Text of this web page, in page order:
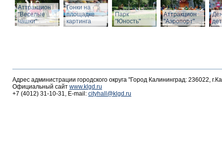
Аттракцион
"Веселые
чашки"
Гонки на
площадке
картинга
Парк
"Юность"
Аттракцион
"Аэропорт"
Адрес администрации городского округа "Город Калининград: 236022,
Официальный сайт www.klgd.ru
+7 (4012) 31-10-31, E-mail: cityhall@klgd.ru